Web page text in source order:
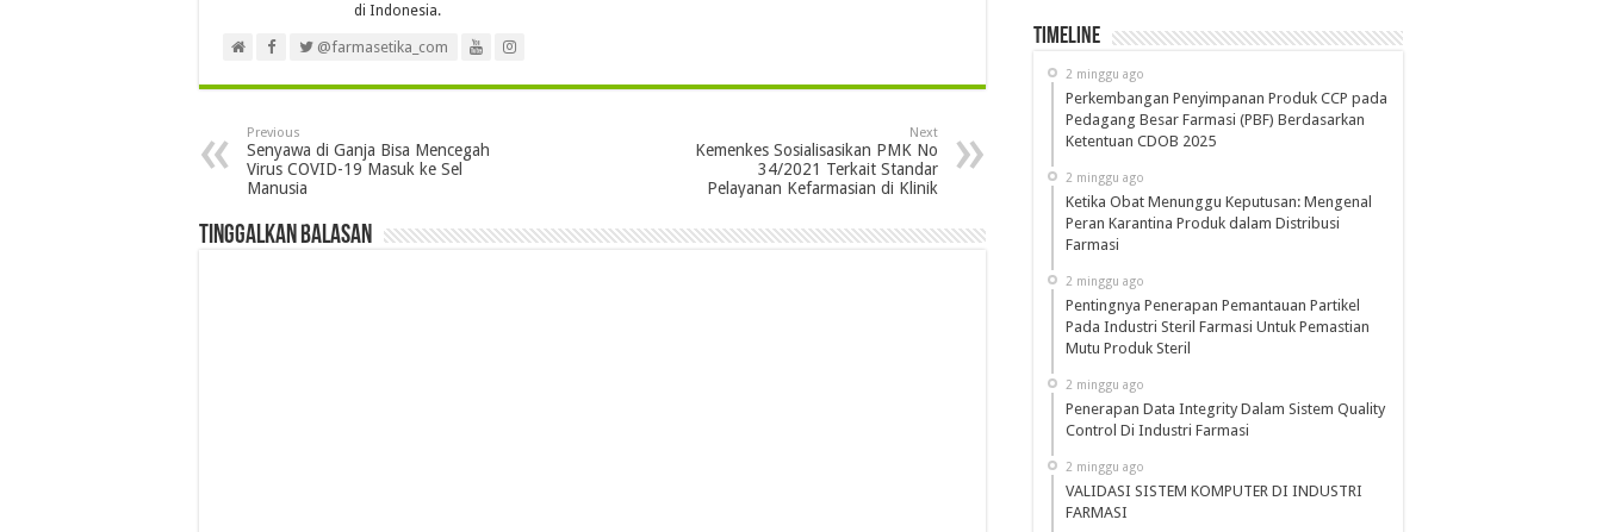
di Indonesia.
@farmasetika_com
Previous
Senyawa di Ganja Bisa Mencegah
Virus COVID-19 Masuk ke Sel
Manusia
Next
Kemenkes Sosialisasikan PMK No
34/2021 Terkait Standar
Pelayanan Kefarmasian di Klinik
Tinggalkan Balasan
Timeline
2 minggu ago
Perkembangan Penyimpanan Produk CCP pada
Pedagang Besar Farmasi (PBF) Berdasarkan
Ketentuan CDOB 2025
2 minggu ago
Ketika Obat Menunggu Keputusan: Mengenal
Peran Karantina Produk dalam Distribusi
Farmasi
2 minggu ago
Pentingnya Penerapan Pemantauan Partikel
Pada Industri Steril Farmasi Untuk Pemastian
Mutu Produk Steril
2 minggu ago
Penerapan Data Integrity Dalam Sistem Quality
Control Di Industri Farmasi
2 minggu ago
VALIDASI SISTEM KOMPUTER DI INDUSTRI
FARMASI